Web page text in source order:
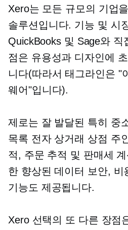
Xero는 모든 규모의 기업
솔루션입니다. 기능 및 시
QuickBooks 및 Sage와 직
점은 유용성과 디자인에
니다(따라서 태그라인은 "
웨어"입니다).
제로는 잘 발달된 특히 중
목록 전자 상거래 상점 주
적, 주문 추적 및 판매세
한 향상된 데이터 보안, 비
기능도 제공됩니다.
Xero 선택의 또 다른 장점